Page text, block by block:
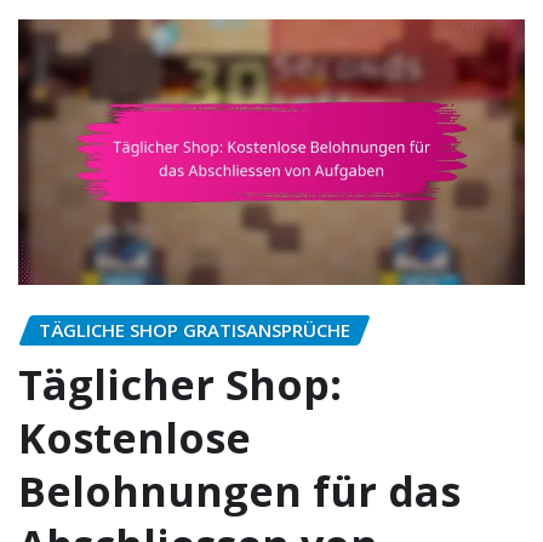
TÄGLICHE SHOP GRATISANSPRÜCHE
Täglicher Shop:
Kostenlose
Belohnungen für das